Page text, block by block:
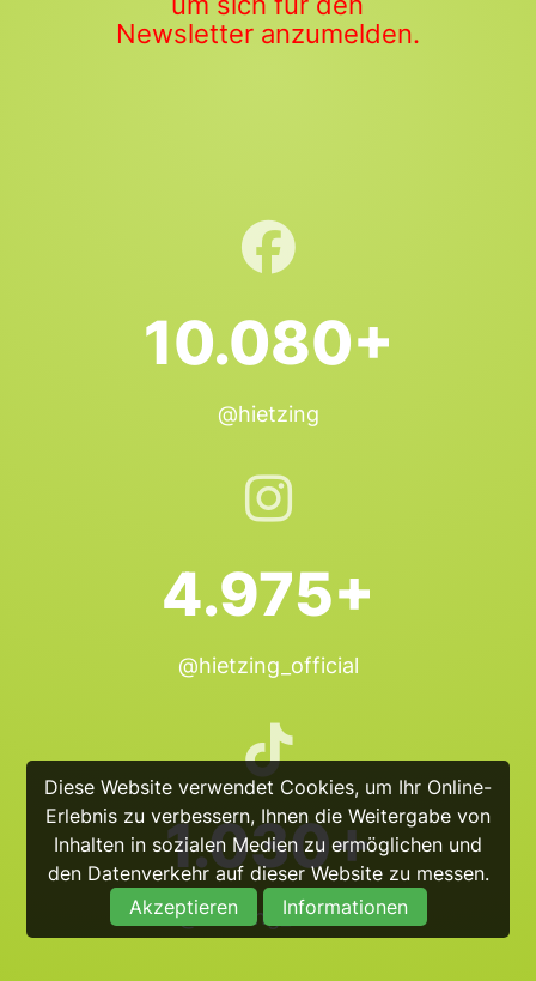
Diese Website verwendet Cookies, um Ihr Online-
Erlebnis zu verbessern, Ihnen die Weitergabe von
Inhalten in sozialen Medien zu ermöglichen und
den Datenverkehr auf dieser Website zu messen.
Akzeptieren
Informationen
Newsletter anzumelden.
10.080+
@hietzing
4.975+
@hietzing_official
1.030+
@hietzing_official